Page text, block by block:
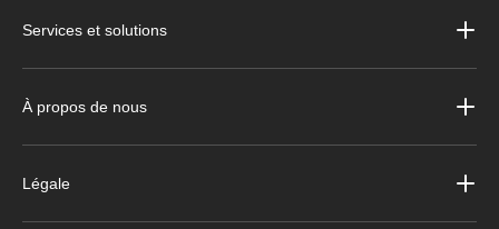
Services et solutions
À propos de nous
Légale